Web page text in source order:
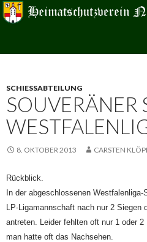
SCHIESSABTEILUNG
SOUVERÄNER
8. OKTOBER 2013 CARSTEN
Rückblick.
In der abgeschlossenen
LP-Ligamannschaft nach nur 2
antreten. Leider fehlten oft nur 1 oder
man hatte oft das Nachsehen.